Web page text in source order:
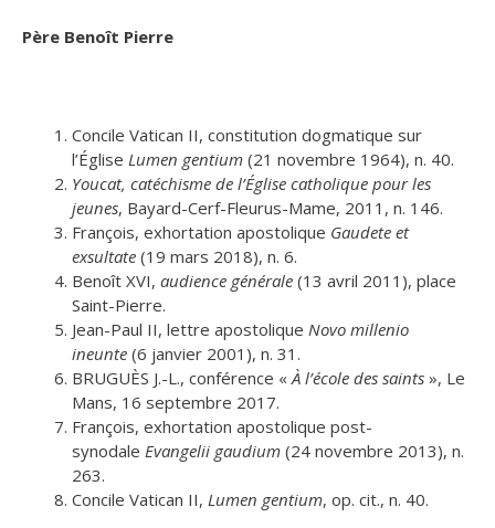
Père Benoît Pierre
Concile Vatican II, constitution dogmatique sur
l’Église Lumen gentium (21 novembre 1964), n. 40.
Youcat, catéchisme de l’Église catholique pour les
jeunes, Bayard-Cerf-Fleurus-Mame, 2011, n. 146.
François, exhortation apostolique Gaudete et
exsultate (19 mars 2018), n. 6.
Benoît XVI, audience générale (13 avril 2011), place
Saint-Pierre.
Jean-Paul II, lettre apostolique Novo millenio
ineunte (6 janvier 2001), n. 31.
BRUGUÈS J.-L., conférence « À l’école des saints », Le
Mans, 16 septembre 2017.
François, exhortation apostolique post-
synodale Evangelii gaudium (24 novembre 2013), n.
263.
Concile Vatican II, Lumen gentium, op. cit., n. 40.